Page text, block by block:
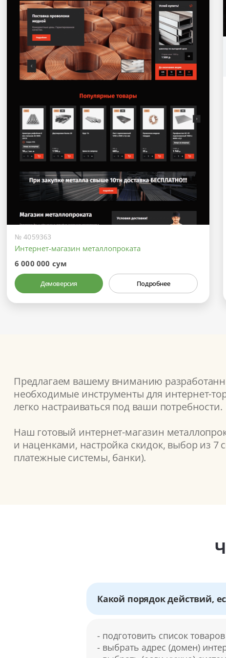
№ 4059363
Интернет-магазин металлопроката
6 000 000 сум
Демоверсия Подробнее
Предлагаем вашему вниманию
необходимые инструменты для интернет-
легко настраиваться под ваши потребности.
Наш готовый интернет-магазин
и наценками, настройка скидок, выбор из
платежные системы, банки).
Какой порядок действий,
- подготовить список
- выбрать адрес (домен)